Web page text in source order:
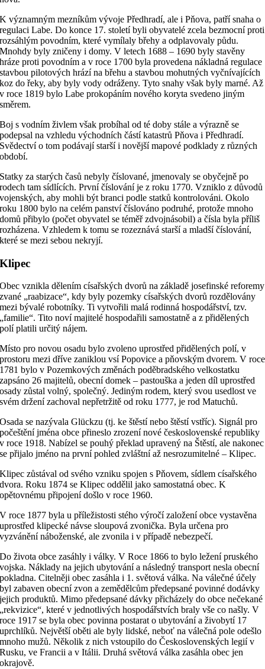
K významným mezníkům vývoje Předhradí, ale i Pňova, patří snaha o
regulaci Labe. Do konce 17. století byli obyvatelé zcela bezmocní proti
rozsáhlým povodním, které vymílaly břehy a odplavovaly půdu.
Mnohdy byly zničeny i domy. V letech 1688 – 1690 byly stavěny
hráze proti povodním a v roce 1700 byla provedena nákladná regulace
stavbou pilotových hrází na břehu a stavbou mohutných vyčnívajících
koz do řeky, aby byly vody odráženy. Tyto snahy však byly marné. Až
v roce 1819 bylo Labe prokopáním nového koryta svedeno jiným
směrem.
Boj s vodním živlem však probíhal od té doby stále a výrazně se
podepsal na vzhledu východních částí katastrů Pňova i Předhradí.
Svědectví o tom podávají starší i novější mapové podklady z různých
období.
Statky za starých časů nebyly číslované, jmenovaly se obyčejně po
rodech tam sídlících. První číslování je z roku 1770. Vzniklo z důvodů
vojenských, aby mohli být branci podle statků kontrolováni. Okolo
roku 1800 bylo na celém panství číslováno podruhé, protože mnoho
domů přibylo (počet obyvatel se téměř zdvojnásobil) a čísla byla příliš
rozházena. Vzhledem k tomu se rozeznává starší a mladší číslování,
které se mezi sebou nekryjí.
Klipec
Obec vznikla dělením císařských dvorů na základě josefinské reforemy
zvané „raabizace“, kdy byly pozemky císařských dvorů rozdělovány
mezi bývalé robotníky. Ti vytvořili malá rodinná hospodářství, tzv.
„familie“. Tito noví majitelé hospodařili samostatně a z přidělených
polí platili určitý nájem.
Místo pro novou osadu bylo zvoleno uprostřed přidělených polí, v
prostoru mezi dříve zaniklou vsí Popovice a pňovským dvorem. V roce
1781 bylo v Pozemkových změnách poděbradského velkostatku
zapsáno 26 majitelů, obecní domek – pastouška a jeden díl uprostřed
osady zůstal volný, společný. Jediným rodem, který svou usedlost ve
svém držení zachoval nepřetržitě od roku 1777, je rod Matuchů.
Osada se nazývala Glückzu (tj. ke štěstí nebo štěstí vstříc). Signál pro
počeštění jména obce přineslo zrození nové československé republiky
v roce 1918. Nabízel se pouhý překlad upravený na Štěstí, ale nakonec
se přijalo jméno na první pohled zvláštní až nesrozumitelné – Klipec.
Klipec zůstával od svého vzniku spojen s Pňovem, sídlem císařského
dvora. Roku 1874 se Klipec oddělil jako samostatná obec. K
opětovnému připojení došlo v roce 1960.
V roce 1877 byla u příležistosti stého výročí založení obce vystavěna
uprostřed klipecké návse sloupová zvonička. Byla určena pro
vyzvánění náboženské, ale zvonila i v případě nebezpečí.
Do života obce zasáhly i války. V Roce 1866 to bylo ležení pruského
vojska. Náklady na jejich ubytování a následný transport nesla obecní
pokladna. Citelněji obec zasáhla i 1. světová válka. Na válečné účely
byl zabaven obecní zvon a zemědělcům předepsané povinné dodávky
jejich produktů. Mimo předepsané dávky přicházely do obce nečekané
„rekvizice“, které v jednotlivých hospodářstvích braly vše co našly. V
roce 1917 se byla obec povinna postarat o ubytování a živobytí 17
uprchlíků. Největší oběti ale byly lidské, neboť na válečná pole odešlo
mnoho mužů. Několik z nich vstoupilo do Československých legií v
Rusku, ve Francii a v Itálii. Druhá světová válka zasáhla obec jen
okrajově.